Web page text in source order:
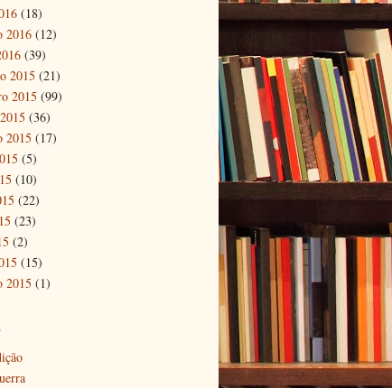
(18)
2016 (12)
(39)
2015 (21)
2015 (99)
(36)
2015 (17)
(5)
(10)
(22)
(23)
(2)
(15)
2015 (1)